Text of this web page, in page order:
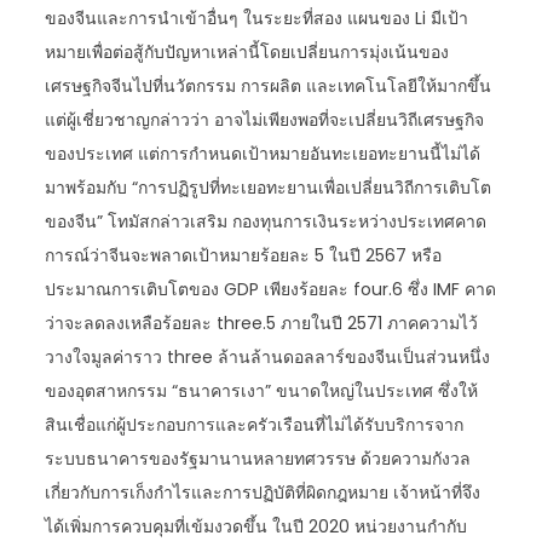
ของจีนและการนำเข้าอื่นๆ ในระยะที่สอง แผนของ Li มีเป้า
หมายเพื่อต่อสู้กับปัญหาเหล่านี้โดยเปลี่ยนการมุ่งเน้นของ
เศรษฐกิจจีนไปที่นวัตกรรม การผลิต และเทคโนโลยีให้มากขึ้น
แต่ผู้เชี่ยวชาญกล่าวว่า อาจไม่เพียงพอที่จะเปลี่ยนวิถีเศรษฐกิจ
ของประเทศ แต่การกำหนดเป้าหมายอันทะเยอทะยานนี้ไม่ได้
มาพร้อมกับ “การปฏิรูปที่ทะเยอทะยานเพื่อเปลี่ยนวิถีการเติบโต
ของจีน” โทมัสกล่าวเสริม กองทุนการเงินระหว่างประเทศคาด
การณ์ว่าจีนจะพลาดเป้าหมายร้อยละ 5 ในปี 2567 หรือ
ประมาณการเติบโตของ GDP เพียงร้อยละ four.6 ซึ่ง IMF คาด
ว่าจะลดลงเหลือร้อยละ three.5 ภายในปี 2571 ภาคความไว้
วางใจมูลค่าราว three ล้านล้านดอลลาร์ของจีนเป็นส่วนหนึ่ง
ของอุตสาหกรรม “ธนาคารเงา” ขนาดใหญ่ในประเทศ ซึ่งให้
สินเชื่อแก่ผู้ประกอบการและครัวเรือนที่ไม่ได้รับบริการจาก
ระบบธนาคารของรัฐมานานหลายทศวรรษ ด้วยความกังวล
เกี่ยวกับการเก็งกำไรและการปฏิบัติที่ผิดกฎหมาย เจ้าหน้าที่จึง
ได้เพิ่มการควบคุมที่เข้มงวดขึ้น ในปี 2020 หน่วยงานกำกับ